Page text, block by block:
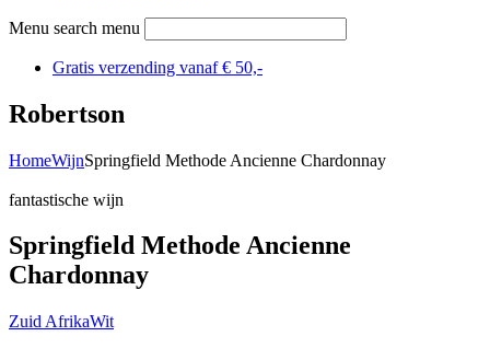
Menu search menu
Gratis verzending vanaf € 50,-
Robertson
HomeWijnSpringfield Methode Ancienne Chardonnay
fantastische wijn
Springfield Methode Ancienne
Chardonnay
Zuid AfrikaWit